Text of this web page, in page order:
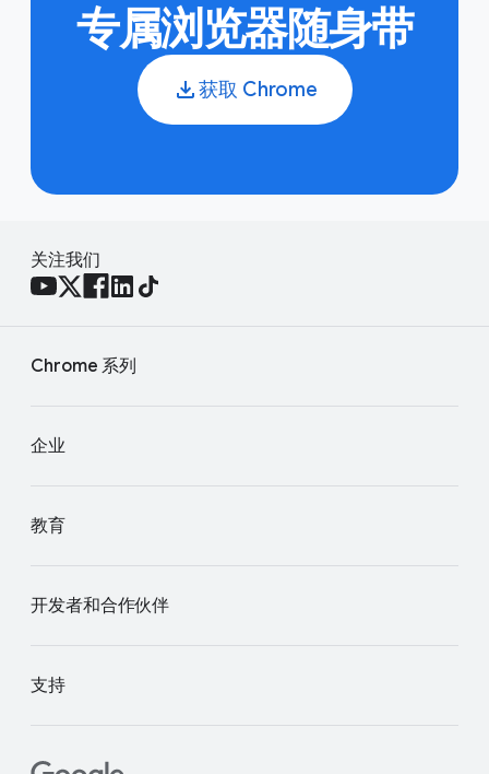
专属浏览器随身带
获取 Chrome
关注我们
Chrome 系列
企业
教育
开发者和合作伙伴
支持